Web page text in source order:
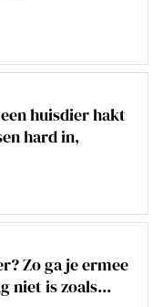
huisdier hakt
hard in,
Zo ga je ermee
niet is zoals...